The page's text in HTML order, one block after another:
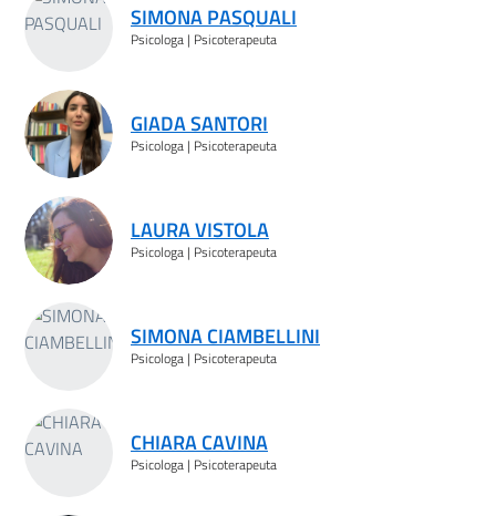
SIMONA PASQUALI
Psicologa | Psicoterapeuta
GIADA SANTORI
Psicologa | Psicoterapeuta
LAURA VISTOLA
Psicologa | Psicoterapeuta
SIMONA CIAMBELLINI
Psicologa | Psicoterapeuta
CHIARA CAVINA
Psicologa | Psicoterapeuta